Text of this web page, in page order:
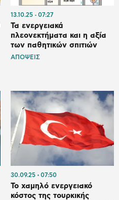
13.10.25 07:27
Τα ενεργειακά
πλεονεκτήματα και η αξία
των παθητικών σπιτιών
ΑΠΟΨΕΙΣ
30.09.25 07:50
Το χαμηλό ενεργειακό
κόστος της τουρκικής